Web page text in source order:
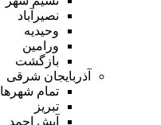
نصیرآباد
وحیدیه
ورامین
بازگشت
آذربایجان شرقی
تمام شهر‌ها
تبریز
آبش احمد